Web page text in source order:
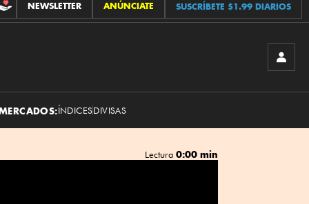
CONTRIBUCIONES
NEWSLETTER ANÚNCIATE SUSCRÍBETE $1.99 DIARIOS
ÍNDICESDIVISAS
Lectura 0:00 min